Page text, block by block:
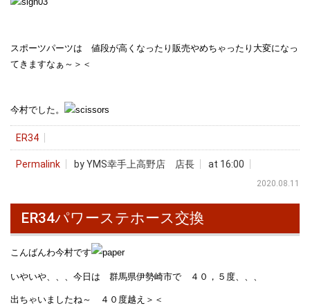
スポーツパーツは 値段が高くなったり販売やめちゃったり大変になっ
てきますなぁ～＞＜
今村でした。
ER34
Permalink by YMS幸手上高野店 店長 at 16:00
2020.08.11
ER34パワーステホース交換
こんばんわ今村です
いやいや、、、今日は 群馬県伊勢崎市で ４０，５度、、、
出ちゃいましたね～ ４０度越え＞＜